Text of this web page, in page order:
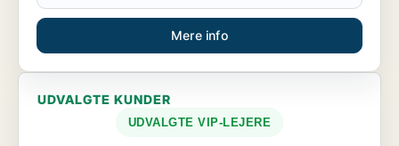
Mere info
UDVALGTE KUNDER
UDVALGTE VIP-LEJERE